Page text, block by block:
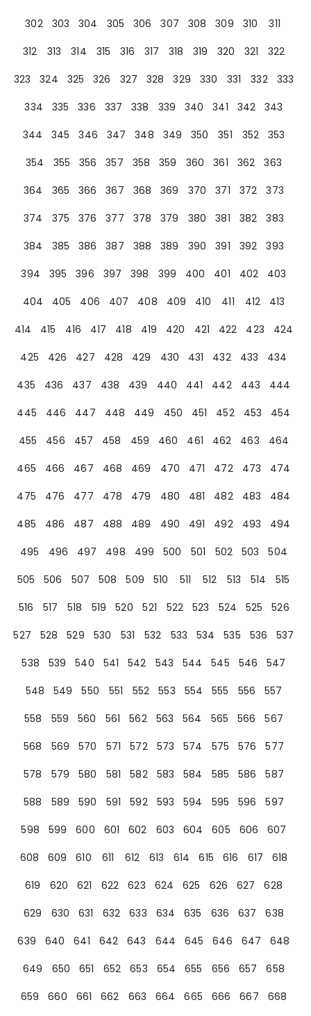
302
303 304 305 306 307 308 309 310
311
312
313 314 315 316 317 318 319 320 321
322
323
324 325 326 327 328 329 330 331 332
333
334
335 336 337 338 339 340 341 342
343
344
345 346 347 348 349 350 351 352
353
354
355 356 357 358 359 360 361 362
363
364
365 366 367 368 369 370 371 372
373
374
375 376 377 378 379 380 381 382
383
384
385 386 387 388 389 390 391 392
393
394
395 396 397 398 399 400 401 402
403
404
405 406 407 408 409 410 411 412
413
414
415 416 417 418 419 420 421 422 423
424
425
426 427 428 429 430 431 432 433
434
435
436 437 438 439 440 441 442 443
444
445
446 447 448 449 450 451 452 453
454
455
456 457 458 459 460 461 462 463
464
465
466 467 468 469 470 471 472 473
474
475
476 477 478 479 480 481 482 483
484
485
486 487 488 489 490 491 492 493
494
495
496 497 498 499 500 501 502 503
504
505
506 507 508 509 510 511 512 513 514
515
516
517 518 519 520 521 522 523 524 525
526
527
528 529 530 531 532 533 534 535 536
537
538
539 540 541 542 543 544 545 546
547
548
549 550 551 552 553 554 555 556
557
558
559 560 561 562 563 564 565 566
567
568
569 570 571 572 573 574 575 576
577
578
579 580 581 582 583 584 585 586
587
588
589 590 591 592 593 594 595 596
597
598
599 600 601 602 603 604 605 606
607
608
609 610 611 612 613 614 615 616 617
618
619
620 621 622 623 624 625 626 627
628
629
630 631 632 633 634 635 636 637
638
639
640 641 642 643 644 645 646 647
648
649
650 651 652 653 654 655 656 657
658
659
660 661 662 663 664 665 666 667
668